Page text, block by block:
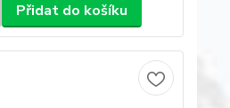
Přidat do košíku